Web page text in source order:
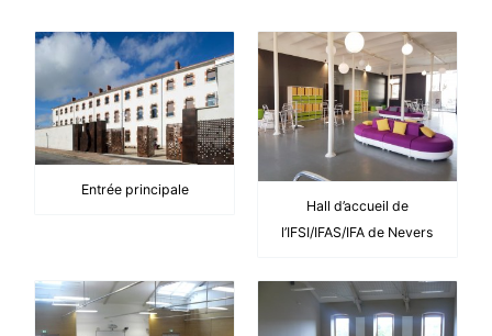
Entrée principale
Hall d’accueil de
l’IFSI/IFAS/IFA de Nevers